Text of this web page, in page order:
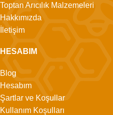
Toptan Arıcılık Malzemeleri
Hakkımızda
İletişim
HESABIM
Blog
Hesabım
Şartlar ve Koşullar
Kullanım Koşulları